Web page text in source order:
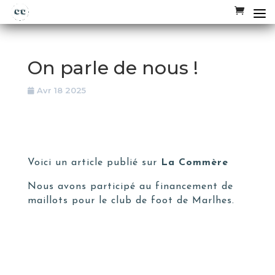
On parle de nous !
Avr 18 2025
Voici un article publié sur La Commère
Nous avons participé au financement de
maillots pour le club de foot de Marlhes.